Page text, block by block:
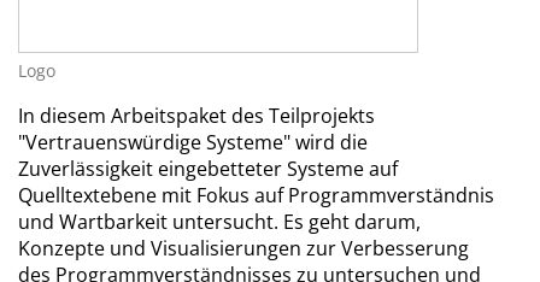
Logo
In diesem Arbeitspaket des Teilprojekts
"Vertrauenswürdige Systeme" wird die
Zuverlässigkeit eingebetteter Systeme auf
Quelltextebene mit Fokus auf Programmverständnis
und Wartbarkeit untersucht. Es geht darum,
Konzepte und Visualisierungen zur Verbesserung
des Programmverständnisses zu untersuchen und